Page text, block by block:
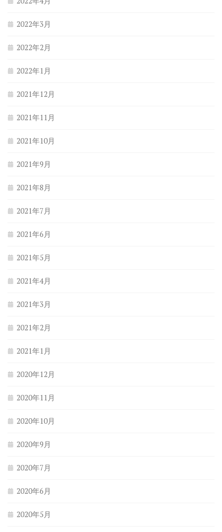
2022年3月
2022年2月
2022年1月
2021年12月
2021年11月
2021年10月
2021年9月
2021年8月
2021年7月
2021年6月
2021年5月
2021年4月
2021年3月
2021年2月
2021年1月
2020年12月
2020年11月
2020年10月
2020年9月
2020年7月
2020年6月
2020年5月